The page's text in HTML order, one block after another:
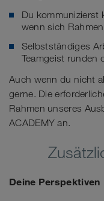
Du kommunizierst
wenn sich
Selbstständiges
Teamgeist runden
Auch wenn du nicht
gerne. Die
Rahmen unseres
ACADEMY an.
Deine Perspektiven